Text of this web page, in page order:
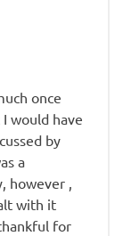
once
would have
by
a
however ,
with it
for